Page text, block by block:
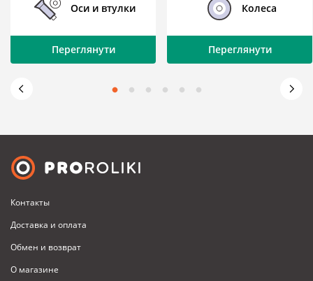
Оси и втулки
Переглянути
Колеса
Переглянути
Контакты
Доставка и оплата
Обмен и возврат
О магазине